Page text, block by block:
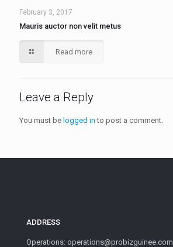
February 3, 2017
Mauris auctor non velit metus
Read more
Leave a Reply
You must be logged in to post a comment.
ADDRESS
Operations: operations@probizguinee.com,